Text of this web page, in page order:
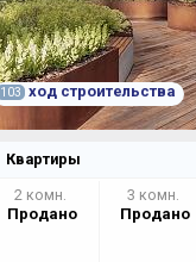
103 ход строительства
Квартиры
2 комн.
Продано
3 комн.
Продано